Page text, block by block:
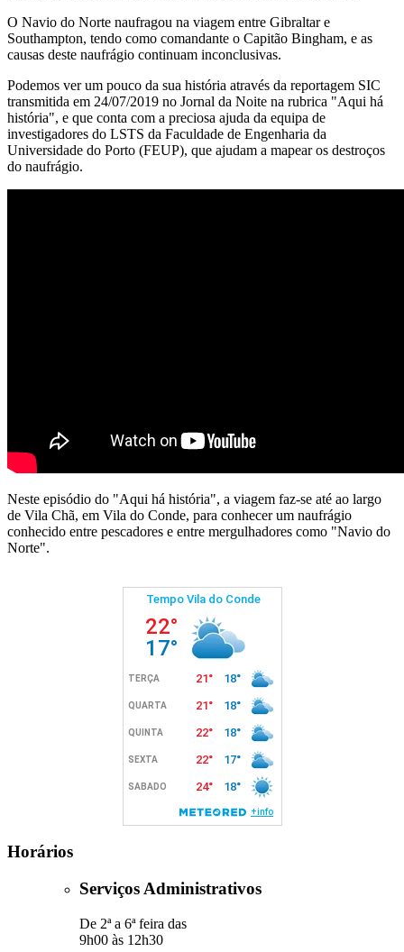
O Navio do Norte naufragou na viagem entre Gibraltar e
Southampton, tendo como comandante o Capitão Bingham, e as
causas deste naufrágio continuam inconclusivas.
Podemos ver um pouco da sua história através da reportagem SIC
transmitida em 24/07/2019 no Jornal da Noite na rubrica "Aqui há
história", e que conta com a preciosa ajuda da equipa de
investigadores do LSTS da Faculdade de Engenharia da
Universidade do Porto (FEUP), que ajudam a mapear os destroços
do naufrágio.
Neste episódio do "Aqui há história", a viagem faz-se até ao largo
de Vila Chã, em Vila do Conde, para conhecer um naufrágio
conhecido entre pescadores e entre mergulhadores como "Navio do
Norte".
Horários
Serviços Administrativos
De 2ª a 6ª feira das
9h00 às 12h30